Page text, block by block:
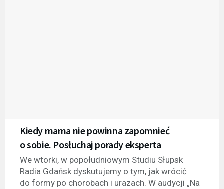
Kiedy mama nie powinna zapomnieć
o sobie. Posłuchaj porady eksperta
We wtorki, w popołudniowym Studiu Słupsk
Radia Gdańsk dyskutujemy o tym, jak wrócić
do formy po chorobach i urazach. W audycji „Na